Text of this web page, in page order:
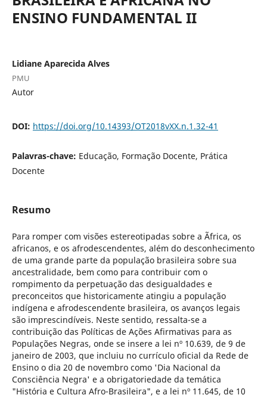
ENSINO FUNDAMENTAL II
Lidiane Aparecida Alves
PMU
Autor
DOI: https://doi.org/10.14393/OT2018vXX.n.1.32-41
Palavras-chave: Educação, Formação Docente, Prática
Docente
Resumo
Para romper com visões estereotipadas sobre a Ãfrica, os
africanos, e os afrodescendentes, além do desconhecimento
de uma grande parte da população brasileira sobre sua
ancestralidade, bem como para contribuir com o
rompimento da perpetuação das desigualdades e
preconceitos que historicamente atingiu a população
indígena e afrodescendente brasileira, os avanços legais
são imprescindíveis. Neste sentido, ressalta-se a
contribuição das Políticas de Ações Afirmativas para as
Populações Negras, onde se insere a lei nº 10.639, de 9 de
janeiro de 2003, que incluiu no currículo oficial da Rede de
Ensino o dia 20 de novembro como 'Dia Nacional da
Consciência Negra' e a obrigatoriedade da temática
"História e Cultura Afro-Brasileira", e a lei nº 11.645, de 10